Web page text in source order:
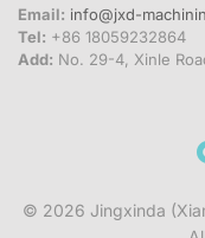
Email: info@jxd-
Tel: +86 18059232864
Add: No. 29-4, Xinle
© 2026 Jingxinda